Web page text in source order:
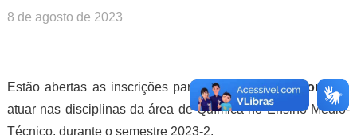
8 de agosto de 2023
Estão abertas as inscrições para seleção deMonitor para
atuar nas disciplinas da área de Química no Ensino Médio-
Técnico, durante o semestre 2023-2.